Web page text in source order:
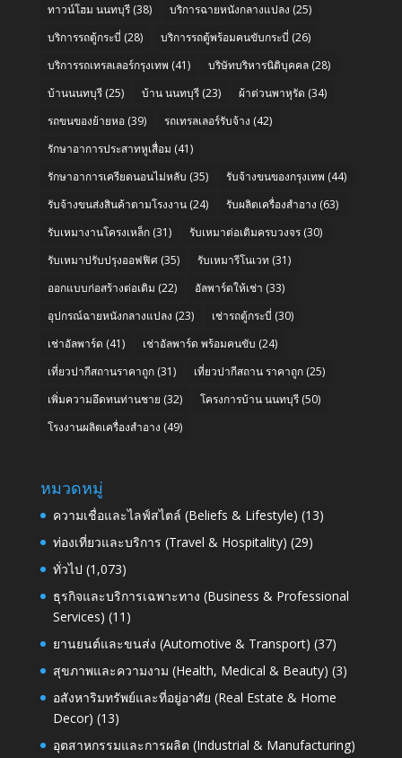
ทาวน์โฮม นนทบุรี(38) บริการฉายหนังกลางแปลง (25)
บริการรถตู้กระบี่ (28) บริการรถตู้พร้อมคนขับกระบี่ (26)
บริการรถเทรลเลอร์กรุงเทพ (41) บริษัทบริหารนิติบุคคล(28)
บ้านนนทบุรี(25) บ้าน นนทบุรี(23) ผ้าต่วนพาหุรัด (34)
รถขนของย้ายหอ(39) รถเทรลเลอร์รับจ้าง (42)
รักษาอาการประสาทหูเสื่อม (41)
รักษาอาการเครียดนอนไม่หลับ (35) รับจ้างขนของกรุงเทพ (44)
รับจ้างขนส่งสินค้าตามโรงงาน(24) รับผลิตเครื่องสำอาง (63)
รับเหมางานโครงเหล็ก(31) รับเหมาต่อเติมครบวงจร(30)
รับเหมาปรับปรุงออฟฟิศ(35) รับเหมารีโนเวท (31)
ออกแบบก่อสร้างต่อเติม (22) อัลพาร์ดให้เช่า (33)
อุปกรณ์ฉายหนังกลางแปลง (23) เช่ารถตู้กระบี่ (30)
เช่าอัลพาร์ด (41) เช่าอัลพาร์ด พร้อมคนขับ (24)
เที่ยวปากีสถานราคาถูก(31) เที่ยวปากีสถาน ราคาถูก(25)
เพิ่มความอึดทนท่านชาย (32) โครงการบ้าน นนทบุรี(50)
โรงงานผลิตเครื่องสำอาง (49)
หมวดหมู่
ความเชื่อและไลฟ์สไตล์ (Beliefs & Lifestyle) (13)
ท่องเที่ยวและบริการ (Travel & Hospitality) (29)
ทั่วไป (1,073)
ธุรกิจและบริการเฉพาะทาง (Business & Professional
Services) (11)
ยานยนต์และขนส่ง (Automotive & Transport) (37)
สุขภาพและความงาม (Health, Medical & Beauty) (3)
อสังหาริมทรัพย์และที่อยู่อาศัย (Real Estate & Home
Decor) (13)
อุตสาหกรรมและการผลิต (Industrial & Manufacturing)